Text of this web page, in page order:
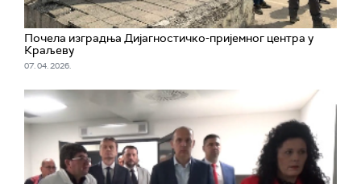
Почела изградња Дијагностичко-пријемног центра у
Краљеву
07. 04. 2026.